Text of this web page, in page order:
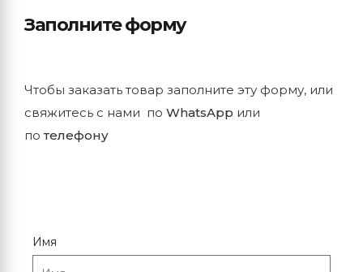
Заполните форму
Чтобы заказать товар заполните эту форму, или
свяжитесь с нами по WhatsApp или
потелефону
Имя